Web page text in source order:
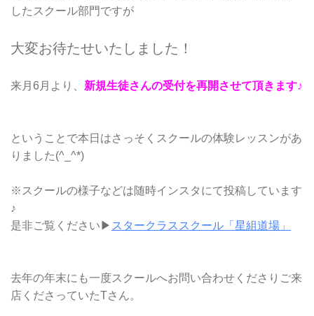
したスクール部門ですが
大変お待たせいたしました！
来月6月より、 新規生徒さんの受付を再開させて頂きます♪
ということで本日はさっそくスクールの体験レッスンがあ
りました(^_^*)
※スクールの様子などは随時インスタにて投稿しています
♪
是非ご覧ください▶︎ スタークラススクール「星組道場」
去年の年末にも一度スクールへお問い合わせくださりご来
店くださっていたTさん。